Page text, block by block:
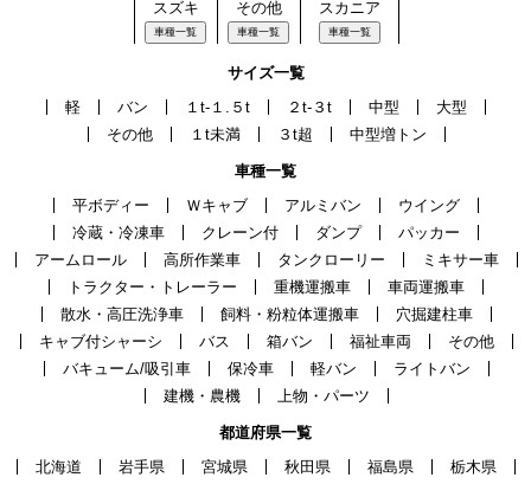
スズキ
車種一覧
その他
車種一覧
スカニア
車種一覧
サイズ一覧
軽
バン １t-１.５t ２t-３t 中型
大型
その他
１t未満 ３t超 中型増トン
車種一覧
平ボディー
Ｗキャブ アルミバン
ウイング
冷蔵・冷凍車
クレーン付 ダンプ
パッカー
アームロール
高所作業車 タンクローリー
ミキサー車
トラクター・トレーラー
重機運搬車
車両運搬車
散水・高圧洗浄車
飼料・粉粒体運搬車
穴掘建柱車
キャブ付シャーシ
バス 箱バン 福祉車両
その他
バキューム/吸引車
保冷車 軽バン
ライトバン
建機・農機
上物・パーツ
都道府県一覧
北海道
岩手県 宮城県 秋田県 福島県 栃木県